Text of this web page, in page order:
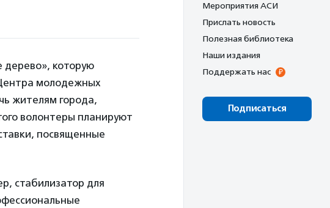
дерево», которую
молодежных
жителям города,
волонтеры планируют
посвященные
стабилизатор для
Мероприятия АСИ
Прислать новость
Полезная библиотека
Наши издания
Поддержать нас
Подписаться